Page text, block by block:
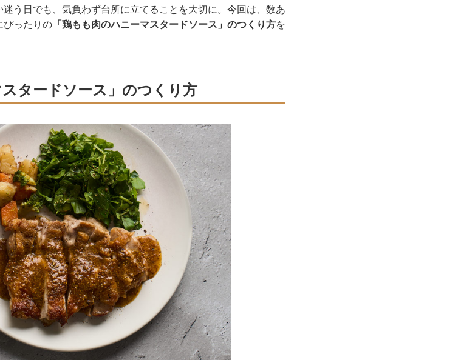
う日でも、気負わず台所に立てることを大切に。今回は、数あ
ぴったりの 「鶏もも肉のハニーマスタードソース」のつくり方を
スタードソース」のつくり方